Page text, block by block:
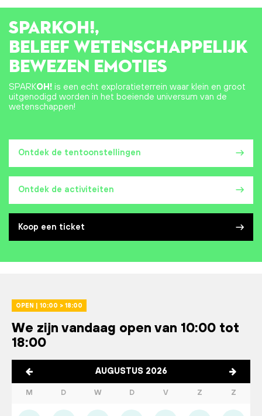
Ontdek de tentoonstellingen
Ontdek de activiteiten
Koop een ticket
SPARKOH!,
BELEEF WETENSCHAPPELIJK
BEWEZEN EMOTIES
SPARKOH! is een echt exploratieterrein waar klein en groot
uitgenodigd worden in het boeiende universum van de
wetenschappen!
OPEN | 10:00 > 18:00
We zijn vandaag open van 10:00 tot
18:00
AUGUSTUS 2026
M D W D V Z Z